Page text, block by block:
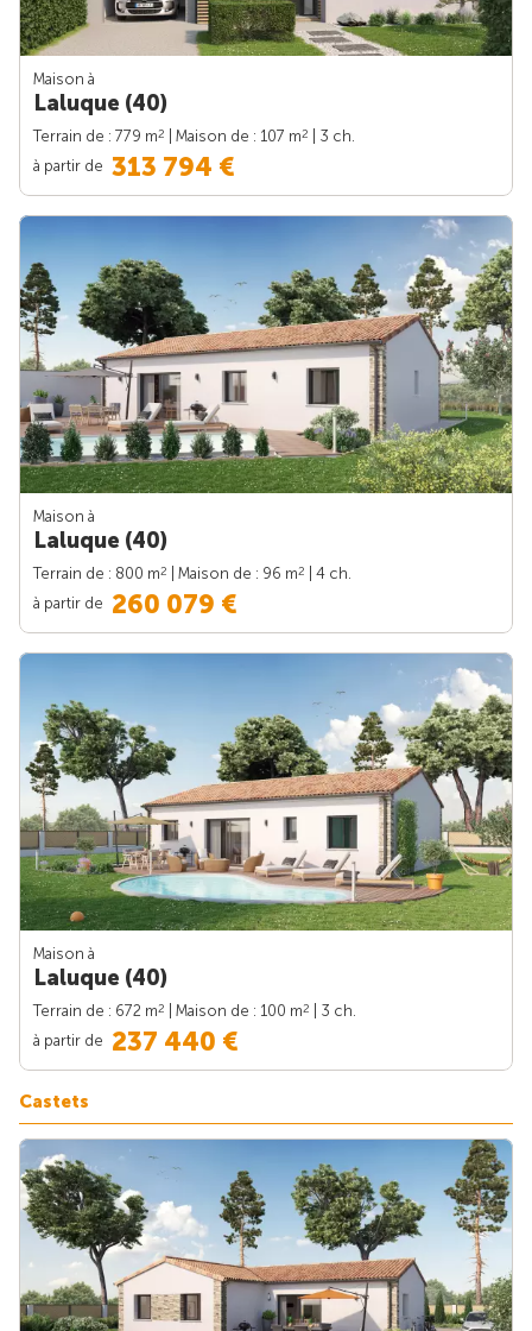
Maison à
Laluque (40)
Terrain de : 779 m2 | Maison de : 107 m2
| 3 ch.
à partir de 313 794 €
Maison à
Laluque (40)
Terrain de : 800 m2 | Maison de : 96 m2
| 4 ch.
à partir de 260 079 €
Maison à
Laluque (40)
Terrain de : 672 m2 | Maison de : 100 m2
| 3 ch.
à partir de 237 440 €
Castets